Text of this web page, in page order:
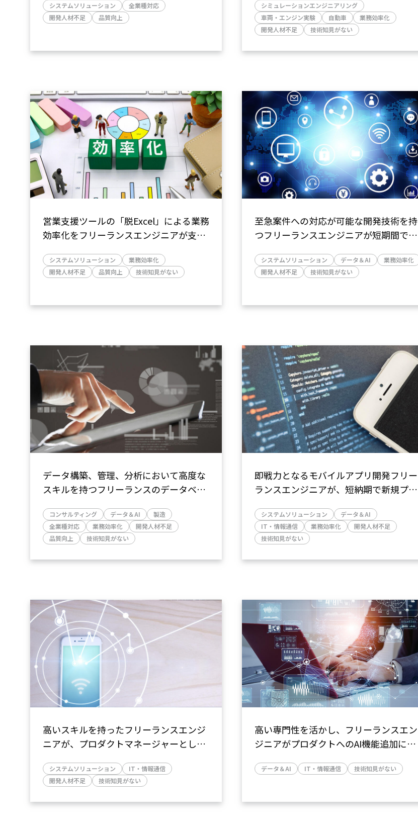
株式会社）
システムソリューション
全業種対応
開発人材不足
品質向上
社東海理化さま）
シミュレーションエンジニアリング
車両・エンジン実験
自動車
業務効率化
開発人材不足
技術知見がない
営業支援ツールの「脱Excel」による業務
効率化をフリーランスエンジニアが支援
システムソリューション
業務効率化
開発人材不足
品質向上 技術知見がない
至急案件への対応が可能な開発技術を持
つフリーランスエンジニアが短期間での
～採用難航地域でも即戦力を提供～
システムソリューション データ＆AI
業務効率化
開発人材不足
技術知見がない
データ構築、管理、分析において高度な
スキルを持つフリーランスのデータベー
行いDX推進と業務効率化を実現
コンサルティング データ＆AI
製造
全業種対応
業務効率化
開発人材不足
品質向上
技術知見がない
即戦力となるモバイルアプリ開発フリー
ランスエンジニアが、短納期で新規プロ
産性向上に寄与
システムソリューション
データ＆AI
IT・情報通信
業務効率化
開発人材不足
技術知見がない
高いスキルを持ったフリーランスエンジ
ニアが、プロダクトマネージャーとして
～開発納期がタイトな中、ヘルスケアア
プリの新規開発プロジェクトを完遂～
システムソリューション
IT・情報通信
開発人材不足
技術知見がない
高い専門性を活かし、フリーランスエン
ジニアがプロダクトへのAI機能追加に寄
～既存システムの調査・分析から、AI機
～
データ＆AI IT・情報通信 技術知見がない